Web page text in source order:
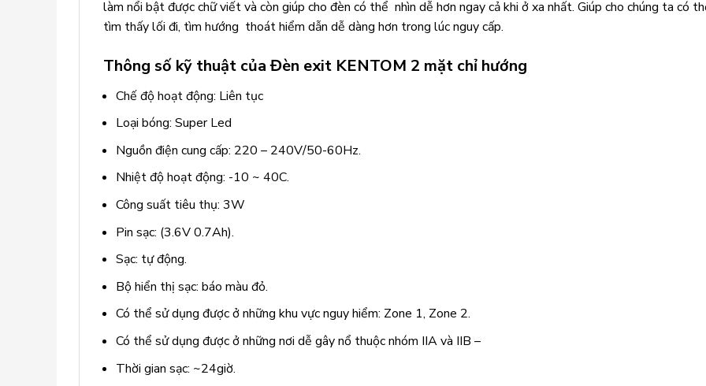
làm nổi bật được chữ viết và còn giúp cho đèn có thể nhìn dễ hơn ngay cả khi ở xa nhất. Giúp cho chúng ta có
tìm thấy lối đi, tìm hướng thoát hiểm dẫn dễ dàng hơn trong lúc nguy cấp.
Thông số kỹ thuật của Đèn exit KENTOM 2 mặt chỉ hướng
Chế độ hoạt động: Liên tục
Loại bóng: Super Led
Nguồn điện cung cấp: 220 – 240V/50-60Hz.
Nhiệt độ hoạt động: -10 ~ 40C.
Công suất tiêu thụ: 3W
Pin sạc: (3.6V 0.7Ah).
Sạc: tự động.
Bộ hiển thị sạc: báo màu đỏ.
Có thể sử dụng được ở những khu vực nguy hiểm: Zone 1, Zone 2.
Có thể sử dụng được ở những nơi dễ gây nổ thuộc nhóm IIA và IIB –
Thời gian sạc: ~24giờ.